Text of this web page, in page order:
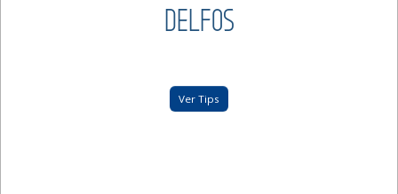
DELFOS
Ver Tips